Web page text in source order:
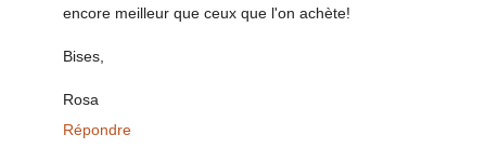
encore meilleur que ceux que l'on achète!
Bises,
Rosa
Répondre